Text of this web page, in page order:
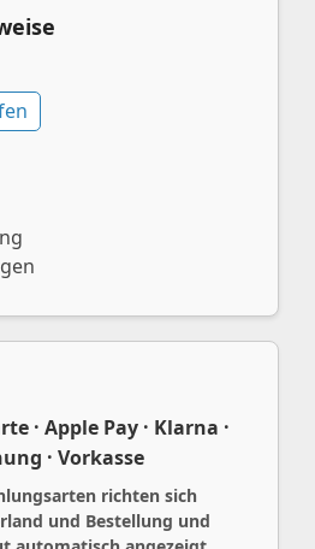
· Apple Pay · Klarna ·
· Vorkasse
richten sich
und Bestellung und